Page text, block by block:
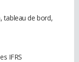
tableau de bord,
IFRS